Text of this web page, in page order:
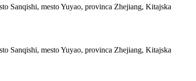
Sanqishi, mesto Yuyao, provinca Zhejiang, Kitajska
Sanqishi, mesto Yuyao, provinca Zhejiang, Kitajska